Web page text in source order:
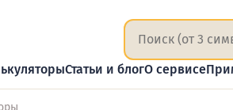
Статьи и блогО сервисе